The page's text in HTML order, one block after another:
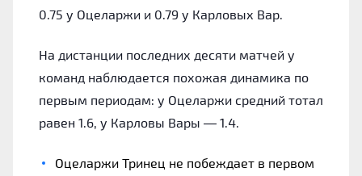
0.75 у Оцеларжи и 0.79 у Карловых Вар.
На дистанции последних десяти матчей у
команд наблюдается похожая динамика по
первым периодам: у Оцеларжи средний тотал
равен 1.6, у Карловы Вары — 1.4.
Оцеларжи Тринец не побеждает в первом